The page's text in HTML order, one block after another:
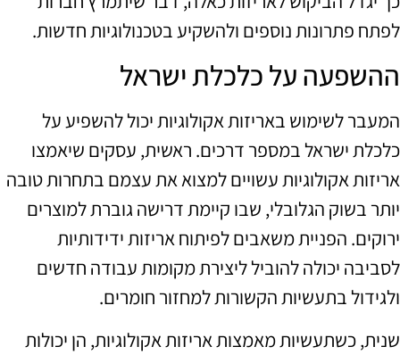
לפתח פתרונות נוספים ולהשקיע בטכנולוגיות חדשות.
ההשפעה על כלכלת ישראל
המעבר לשימוש באריזות אקולוגיות יכול להשפיע על
כלכלת ישראל במספר דרכים. ראשית, עסקים שיאמצו
אריזות אקולוגיות עשויים למצוא את עצמם בתחרות טובה
יותר בשוק הגלובלי, שבו קיימת דרישה גוברת למוצרים
ירוקים. הפניית משאבים לפיתוח אריזות ידידותיות
לסביבה יכולה להוביל ליצירת מקומות עבודה חדשים
ולגידול בתעשיות הקשורות למחזור חומרים.
שנית, כשתעשיות מאמצות אריזות אקולוגיות, הן יכולות